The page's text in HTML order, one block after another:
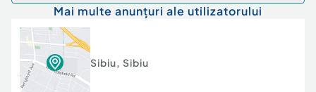
Mai multe anunțuri ale utilizatorului
Sibiu, Sibiu